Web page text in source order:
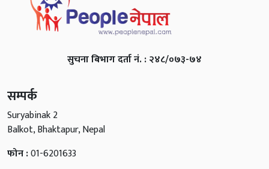
सुचना बिभाग दर्ता नं. : २४८/०७३-७४
सम्पर्क
Suryabinak 2
Balkot, Bhaktapur, Nepal
फोन :01-6201633